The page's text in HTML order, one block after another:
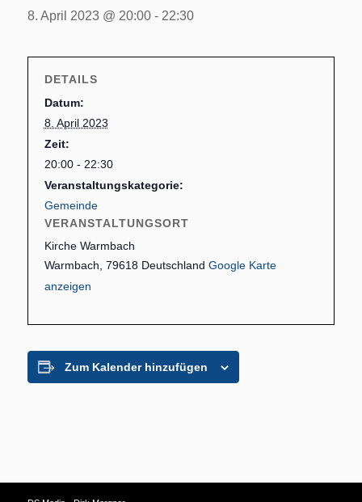
8. April 2023 @ 20:00- 22:30
DETAILS
Datum:
8. April 2023
Zeit:
20:00 - 22:30
Veranstaltungskategorie:
Gemeinde
VERANSTALTUNGSORT
Kirche Warmbach
Warmbach 79618 Deutschland Google Karte
anzeigen
Zum Kalender hinzufügen